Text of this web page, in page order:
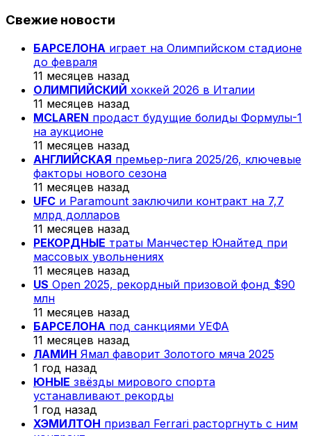
Свежие новости
БАРСЕЛОНА играет на Олимпийском стадионе
до февраля
11 месяцев назад
ОЛИМПИЙСКИЙ хоккей 2026 в Италии
11 месяцев назад
MCLAREN продаст будущие болиды Формулы-1
на аукционе
11 месяцев назад
АНГЛИЙСКАЯ премьер-лига 2025/26, ключевые
факторы нового сезона
11 месяцев назад
UFC и Paramount заключили контракт на 7,7
млрд долларов
11 месяцев назад
РЕКОРДНЫЕ траты Манчестер Юнайтед при
массовых увольнениях
11 месяцев назад
US Open 2025, рекордный призовой фонд $90
млн
11 месяцев назад
БАРСЕЛОНА под санкциями УЕФА
11 месяцев назад
ЛАМИН Ямал фаворит Золотого мяча 2025
1 год назад
ЮНЫЕ звёзды мирового спорта
устанавливают рекорды
1 год назад
ХЭМИЛТОН призвал Ferrari расторгнуть с ним